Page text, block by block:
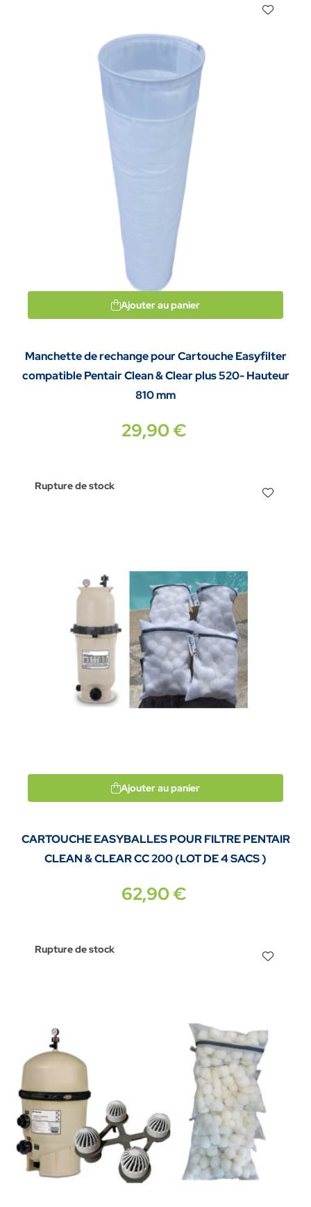
Ajouter au panier
Manchette de rechange pour Cartouche Easyfilter
compatible Pentair Clean & Clear plus 520- Hauteur
810 mm
29,90 €
Rupture de stock
Ajouter au panier
CARTOUCHE EASYBALLES POUR FILTRE PENTAIR
CLEAN & CLEAR CC 200 (LOT DE 4 SACS )
62,90 €
Rupture de stock